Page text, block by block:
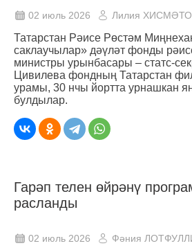
02 июль 2026 Лилия
Татарстан Рәисе Рөстәм
саклаучылар» дәүләт фонды
министры урынбасары – статс-
Цивилева фондның Татарстан
урамы, 30 нчы йортта урнашкан
булдылар.
Гарәп телен өйрәнү
расланды
02 июль 2026
Фәния